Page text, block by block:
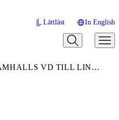
Lättläst In English
SAMHALLS VD TILL LINKÖPING